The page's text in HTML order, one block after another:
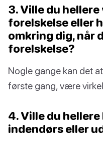
3. Ville du
forelskelse eller
omkring dig, når
forelskelse?
Nogle gange kan det
første gang, være
4. Ville du
indendørs eller